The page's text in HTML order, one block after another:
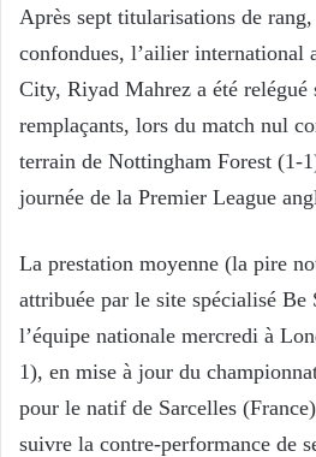
Après sept titularisations de
confondues, l’ailier international
City, Riyad Mahrez a été relégué
remplaçants, lors du match nul
terrain de Nottingham Forest (1-
journée de la Premier League
La prestation moyenne (la pire
attribuée par le site spécialisé Be
l’équipe nationale mercredi à
1), en mise à jour du
pour le natif de Sarcelles
suivre la contre-performance de